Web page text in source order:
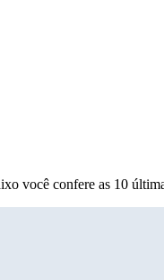
você confere as 10